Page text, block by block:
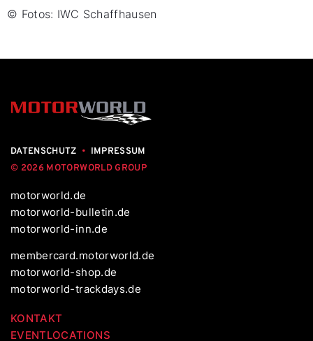
© Fotos: IWC Schaffhausen
DATENSCHUTZ • IMPRESSUM
© 2026 MOTORWORLD GROUP
motorworld.de
motorworld-bulletin.de
motorworld-inn.de
membercard.motorworld.de
motorworld-shop.de
motorworld-trackdays.de
KONTAKT
EVENTLOCATIONS